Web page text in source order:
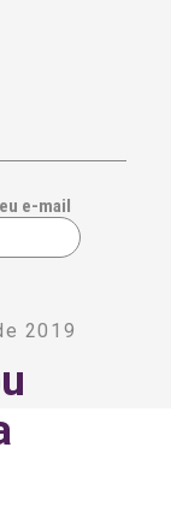
e-mail
2019